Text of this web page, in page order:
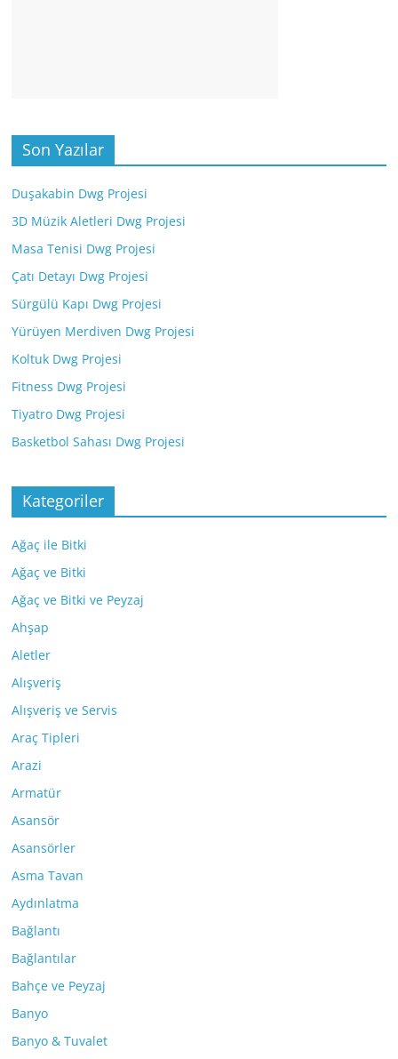
Son Yazılar
Duşakabin Dwg Projesi
3D Müzik Aletleri Dwg Projesi
Masa Tenisi Dwg Projesi
Çatı Detayı Dwg Projesi
Sürgülü Kapı Dwg Projesi
Yürüyen Merdiven Dwg Projesi
Koltuk Dwg Projesi
Fitness Dwg Projesi
Tiyatro Dwg Projesi
Basketbol Sahası Dwg Projesi
Kategoriler
Ağaç ile Bitki
Ağaç ve Bitki
Ağaç ve Bitki ve Peyzaj
Ahşap
Aletler
Alışveriş
Alışveriş ve Servis
Araç Tipleri
Arazi
Armatür
Asansör
Asansörler
Asma Tavan
Aydınlatma
Bağlantı
Bağlantılar
Bahçe ve Peyzaj
Banyo
Banyo & Tuvalet